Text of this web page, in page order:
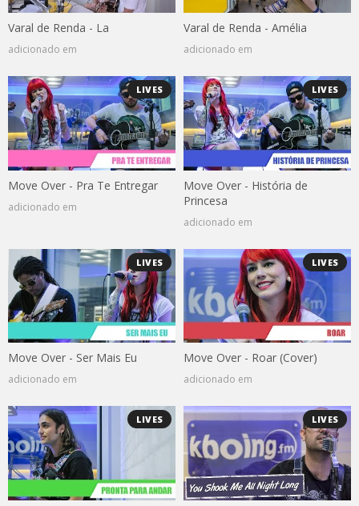
Varal de Renda - La
adicionado em
Varal de Renda - Amélia
adicionado em
LIVES
Move Over - Pra Te Entregar
adicionado em
LIVES
Move Over - História de
Princesa
adicionado em
LIVES
Move Over - Ser Mais Eu
adicionado em
LIVES
Move Over - Roar (Cover)
adicionado em
LIVES LIVES